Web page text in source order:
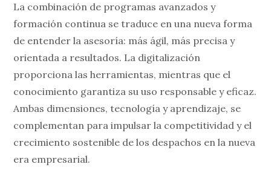
La combinación de programas avanzados y
formación continua se traduce en una nueva forma
de entender la asesoría: más ágil, más precisa y
orientada a resultados. La digitalización
proporciona las herramientas, mientras que el
conocimiento garantiza su uso responsable y eficaz.
Ambas dimensiones, tecnología y aprendizaje, se
complementan para impulsar la competitividad y el
crecimiento sostenible de los despachos en la nueva
era empresarial.